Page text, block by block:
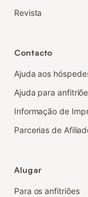
Revista
Contacto
Ajuda aos
Ajuda para
Informação de
Parcerias de
Alugar
Para os anfitriões